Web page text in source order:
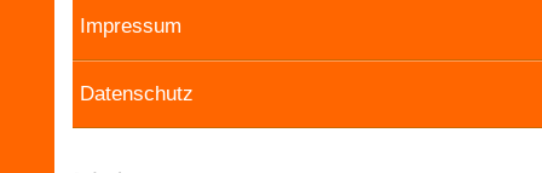
Impressum
Datenschutz